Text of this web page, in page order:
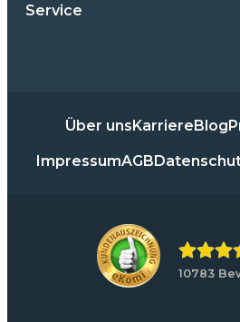
Service
Über unsKarriereBlog
ImpressumAGB
10783